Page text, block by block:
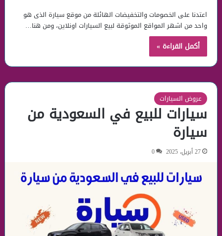
اعتدنا على الخصومات والتخفيضات الهائلة من موقع سيارة الذى هو
واحد من اشهر المواقع الموثوقة لبيع السيارات اونلاين، ومن هنا…
أكمل القراءة »
عروض السيارات
سيارات للبيع في السعودية من
سيارة
27 أبريل، 2025 0